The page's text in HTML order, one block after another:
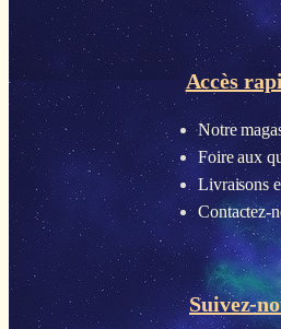
Accès
Notre
Foire aux
Livraisons
Contactez-
Suivez-